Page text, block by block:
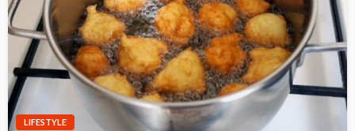
LIFESTYLE